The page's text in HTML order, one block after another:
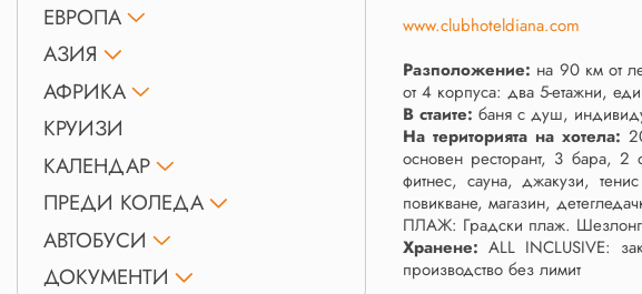
ЕВРОПА
АЗИЯ
АФРИКА
КРУИЗИ
КАЛЕНДАР
ПРЕДИ КОЛЕДА
АВТОБУСИ
ДОКУМЕНТИ
www.clubhoteldiana.com
Разположение: на 90 км от
от 4 корпуса: два 5-етажни,
В стаите:баня с душ,
На територията на хотела:
основен ресторант, 3 бара, 2
фитнес, сауна, джакузи,
повикване, магазин,
ПЛАЖ: Градски плаж.
Хранене:ALL INCLUSIVE:
производство без лимит